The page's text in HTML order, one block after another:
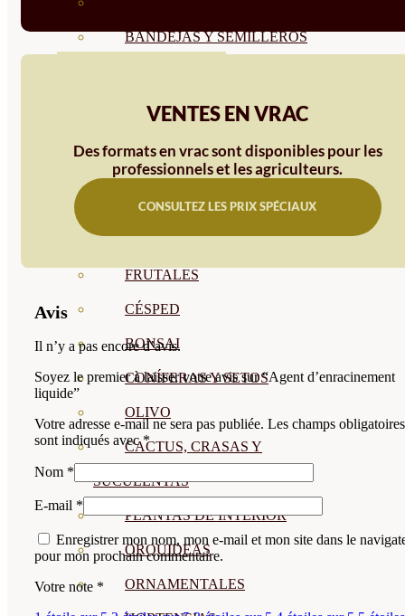
BANDEJAS Y SEMILLEROS
ABONOS POR CULTIVO
TOMATES
HUERTO
CÍTRICOS
FRUTALES
CÉSPED
BONSAI
CONÍFERAS Y SETOS
OLIVO
CACTUS, CRASAS Y
SUCULENTAS
PLANTAS DE INTERIOR
ORQUIDEAS
ORNAMENTALES
VENTES EN VRAC
Des formats en vrac sont disponibles pour les
professionnels et les agriculteurs.
CONSULTEZ LES PRIX SPÉCIAUX
Avis
Il n’y a pas encore d’avis.
Soyez le premier à laisser votre avis sur “Agent d’enracinement
liquide”
Votre adresse e-mail ne sera pas publiée. Les champs obligatoires
sont indiqués avec*
Nom *
E-mail *
Enregistrer mon nom, mon e-mail et mon site dans le
pour mon prochain commentaire.
Votre note *